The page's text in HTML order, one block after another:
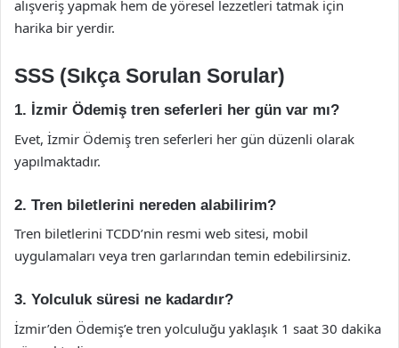
alışveriş yapmak hem de yöresel lezzetleri tatmak için
harika bir yerdir.
SSS (Sıkça Sorulan Sorular)
1. İzmir Ödemiş tren seferleri her gün var mı?
Evet, İzmir Ödemiş tren seferleri her gün düzenli olarak
yapılmaktadır.
2. Tren biletlerini nereden alabilirim?
Tren biletlerini TCDD’nin resmi web sitesi, mobil
uygulamaları veya tren garlarından temin edebilirsiniz.
3. Yolculuk süresi ne kadardır?
İzmir’den Ödemiş’e tren yolculuğu yaklaşık 1 saat 30 dakika